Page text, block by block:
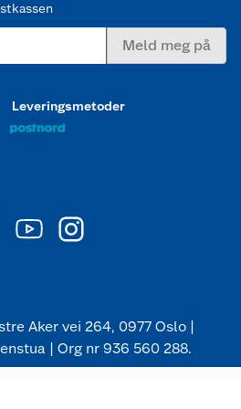
Meld meg på
Leveringsmetoder
Aker vei 264, 0977 Oslo |
| Org nr 936 560 288.